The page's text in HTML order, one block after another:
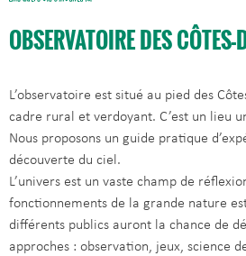
OBSERVATOIRE DES CÔTES-
L’observatoire est situé au pied des
cadre rural et verdoyant. C’est un lieu
Nous proposons un guide pratique
découverte du ciel.
L’univers est un vaste champ de
fonctionnements de la grande nature
différents publics auront la chance de
approches : observation, jeux, science